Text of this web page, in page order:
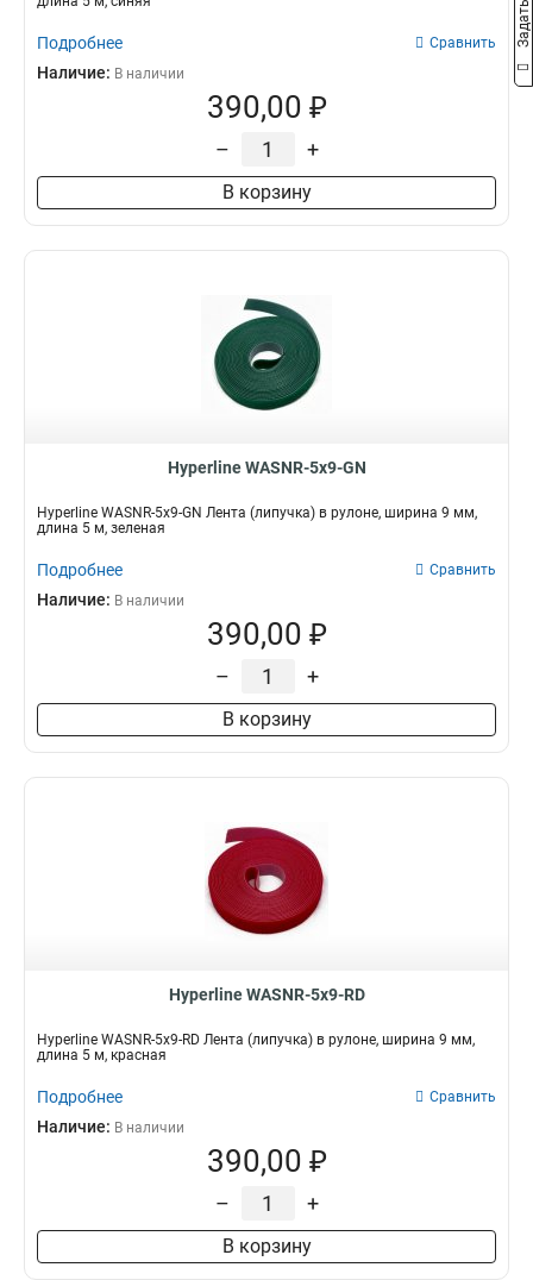
Подробнее Сравнить
Наличие: В наличии
390,00 ₽
– +
В корзину
Hyperline WASNR-5x9-GN
Hyperline WASNR-5x9-GN Лента (липучка) в рулоне, ширина 9 мм,
длина 5 м, зеленая
Подробнее Сравнить
Наличие: В наличии
390,00 ₽
– +
В корзину
Hyperline WASNR-5x9-RD
Hyperline WASNR-5x9-RD Лента (липучка) в рулоне, ширина 9 мм,
длина 5 м, красная
Подробнее Сравнить
Наличие: В наличии
390,00 ₽
– +
В корзину